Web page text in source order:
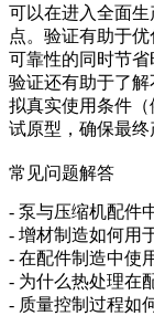
可以在进入全面
点。验证有助于
可靠性的同时节省
验证还有助于了
拟真实使用条件
试原型，确保最终
常见问题解答
- 泵与压缩机配件
- 增材制造如何用
- 在配件制造中使
- 为什么热处理在
- 质量控制过程如